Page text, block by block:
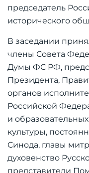
председатель
исторического
В заседании
члены Совета
Думы ФС РФ,
Президента,
органов
Российской
и
культуры,
Синода, главы
духовенство
представители